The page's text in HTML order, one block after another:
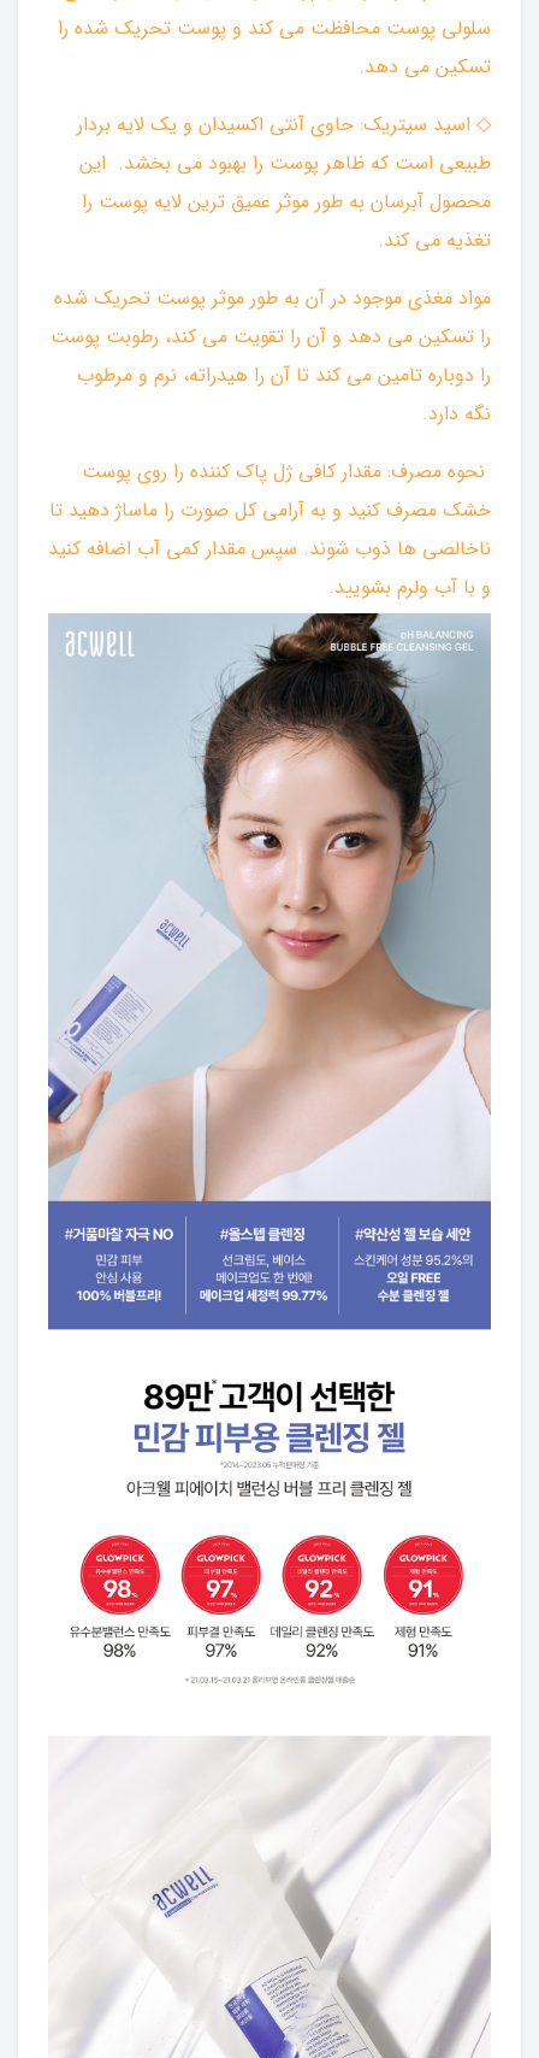
سلولی پوست محافظت می کند و پوست تحریک شده را
تسکین می دهد. ‌
◇ اسید سیتریک: حاوی آنتی اکسیدان و یک لایه بردار
طبیعی است که ظاهر پوست را بهبود می بخشد. ‌ این
محصول آبرسان به طور موثر عمیق ترین لایه پوست را
تغذیه می کند.
مواد مغذی موجود در آن به طور موثر پوست تحریک شده
را تسکین می دهد و آن را تقویت می کند، رطوبت پوست
را دوباره تامین می کند تا آن را هیدراته، نرم و مرطوب
نگه دارد.
نحوه مصرف: مقدار کافی ژل پاک کننده را روی پوست
خشک مصرف کنید و به آرامی کل صورت را ماساژ دهید تا
ناخالصی ها ذوب شوند. سپس مقدار کمی آب اضافه کنید
و با آب ولرم بشویید.